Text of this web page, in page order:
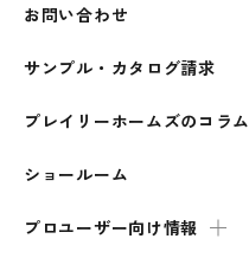
お問い合わせ
サンプル・カタログ請求
プレイリーホームズのコラム
ショールーム
プロユーザー向け情報